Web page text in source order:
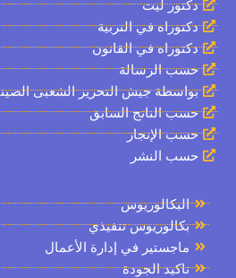
ليت
في التربية
في القانون
الرسالة
جيش التحرير الشعبى الصينى
الناتج السابق
الإنجاز
النشر
تنفيذي
في إدارة الأعمال
الجودة